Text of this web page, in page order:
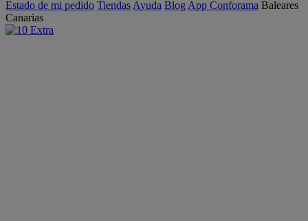
Estado de mi pedido Tiendas Ayuda Blog App Conforama Baleares
Canarias